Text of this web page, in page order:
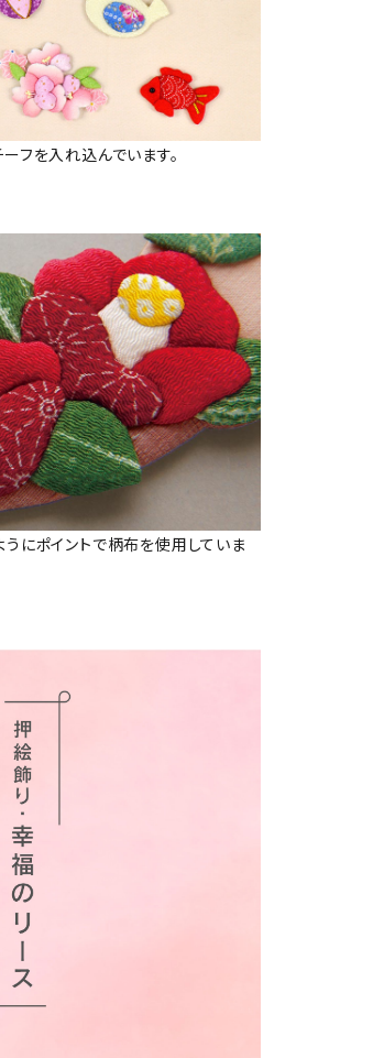
フを入れ込んでいます。
にポイントで柄布を使用していま